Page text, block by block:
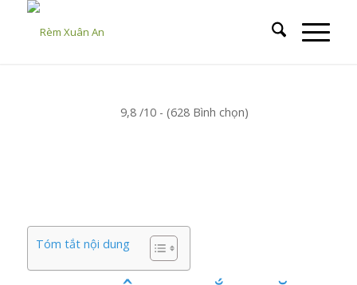
9,8 /10 - (628 Bình chọn)
Tóm tắt nội dung